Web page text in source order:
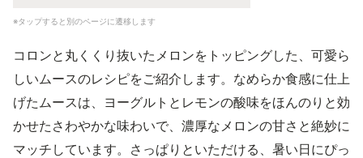
※タップすると別のページに遷移します
コロンと丸くくり抜いたメロンをトッピングした、可愛ら
しいムースのレシピをご紹介します。なめらか食感に仕上
げたムースは、ヨーグルトとレモンの酸味をほんのりと効
かせたさわやかな味わいで、濃厚なメロンの甘さと絶妙に
マッチしています。さっぱりといただける、暑い日にぴっ